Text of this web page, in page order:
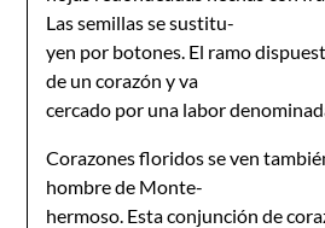
Las semillas se sustitu-
yen por botones. El ramo
de un corazón y va
cercado por una labor
Corazones floridos se ven
hombre de Monte-
hermoso. Esta conjunción de